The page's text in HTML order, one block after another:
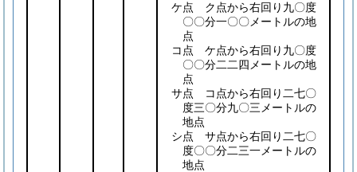
ケ点 ク点から右回り九〇度
〇〇分一〇〇メートルの地
点
コ点 ケ点から右回り九〇度
〇〇分二二四メートルの地
点
サ点 コ点から右回り二七〇
度三〇分九〇三メートルの
地点
シ点 サ点から右回り二七〇
度〇〇分二三一メートルの
地点